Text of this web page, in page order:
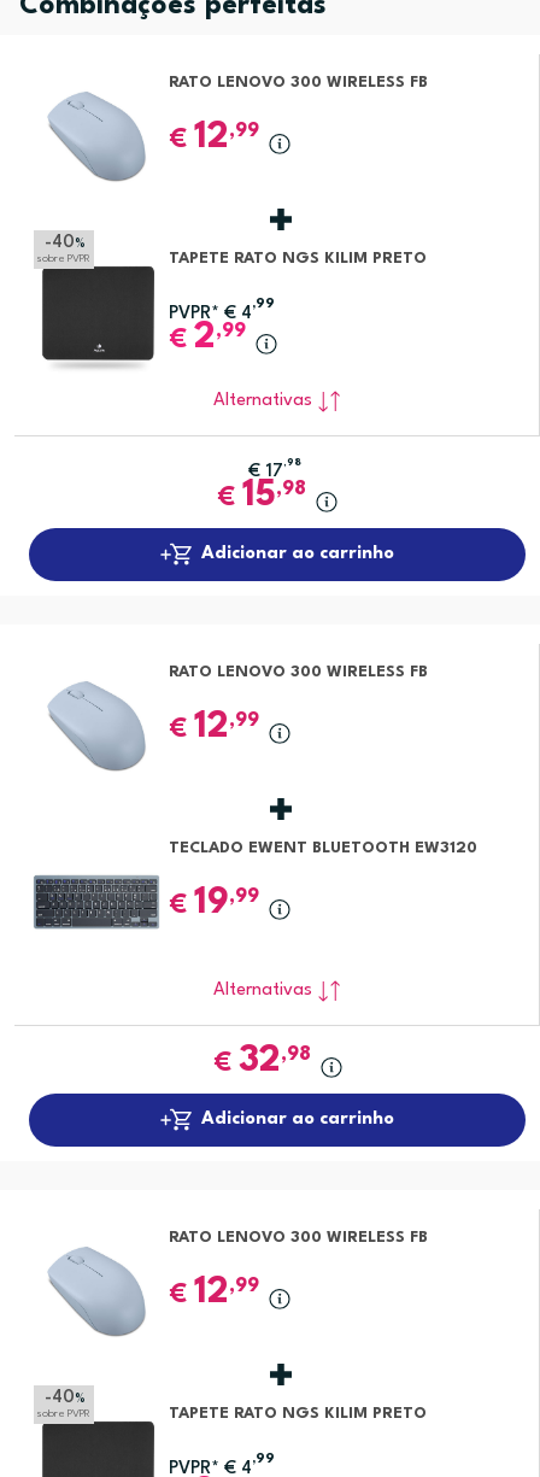
Combinações perfeitas
RATO LENOVO 300 WIRELESS FB
€ 12,99
-40 %
sobre PVPR TAPETE RATO NGS KILIM PRETO
PVPR* € 4
,99
€ 2,99
Alternativas
€ 17,98
€ 15,98
Adicionar ao carrinho
RATO LENOVO 300 WIRELESS FB
€ 12,99
TECLADO EWENT BLUETOOTH EW3120
€ 19,99
Alternativas
€ 32,98
Adicionar ao carrinho
RATO LENOVO 300 WIRELESS FB
€ 12,99
-40 %
sobre PVPR TAPETE RATO NGS KILIM PRETO
PVPR* € 4
,99